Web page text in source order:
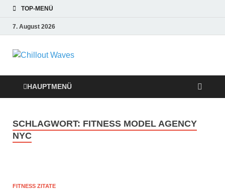
TOP-MENÜ
7. August 2026
Chillout Waves
Relaxing Music
Ferienwohnungen zum Verlieben!
HAUPTMENÜ
SCHLAGWORT: FITNESS MODEL AGENCY
NYC
FITNESS ZITATE